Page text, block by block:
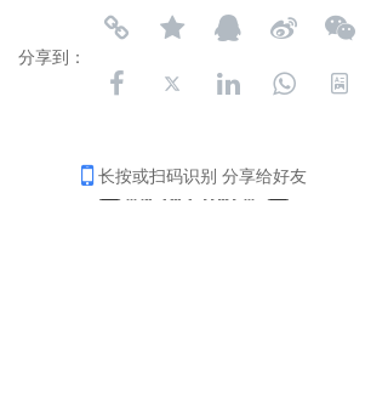
分享到：
长按或扫码识别 分享给好友